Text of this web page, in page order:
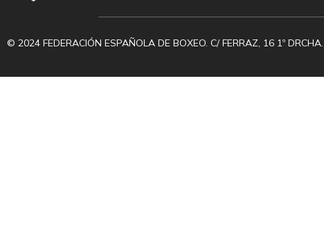
© 2024 FEDERACIÓN ESPAÑOLA DE BOXEO. C/ FERRAZ, 16 1º